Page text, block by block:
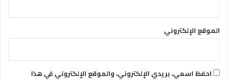
الموقع الإلكتروني
احفظ اسمي، بريدي الإلكتروني، والموقع الإلكتروني في هذا